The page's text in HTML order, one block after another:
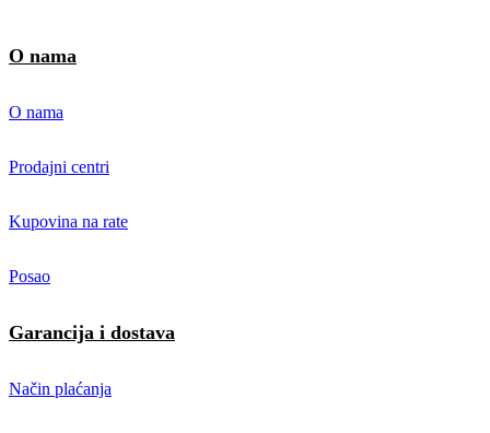
O nama
O nama
Prodajni centri
Kupovina na rate
Posao
Garancija i dostava
Način plaćanja